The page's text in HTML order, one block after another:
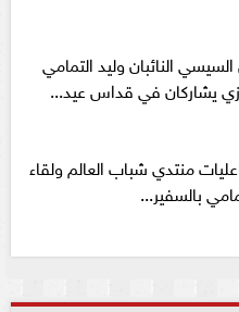
النائبان وليد التمامي
يشاركان في قداس عيد...
منتدي شباب العالم ولقاء
بالسفير...